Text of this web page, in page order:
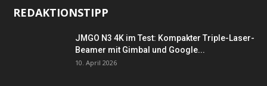
REDAKTIONSTIPP
JMGO N3 4K im Test: Kompakter Triple-Laser-
Beamer mit Gimbal und Google...
10. April 2026